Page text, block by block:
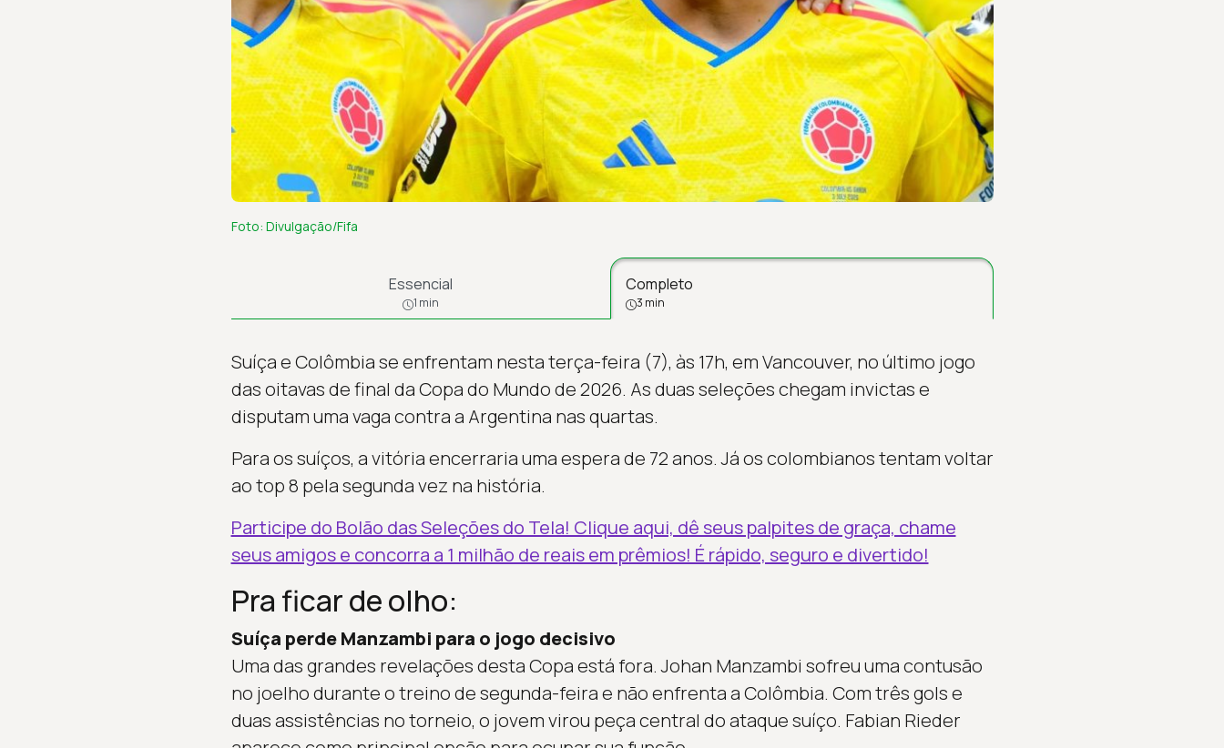
Foto: Divulgação/Fifa
Essencial
1 min
Completo
3 min
Suíça e Colômbia se enfrentam nesta terça-feira (7), às 17h, em Vancouver, no último jogo
das oitavas de final da Copa do Mundo de 2026. As duas seleções chegam invictas e
disputam uma vaga contra a Argentina nas quartas.
Para os suíços, a vitória encerraria uma espera de 72 anos. Já os colombianos tentam voltar
ao top 8 pela segunda vez na história.
Participe do Bolão das Seleções do Tela! Clique aqui, dê seus palpites de graça, chame
seus amigos e concorra a 1 milhão de reais em prêmios! É rápido, seguro e divertido!
Pra ficar de olho:
Suíça perde Manzambi para o jogo decisivo
Uma das grandes revelações desta Copa está fora. Johan Manzambi sofreu uma contusão
no joelho durante o treino de segunda-feira e não enfrenta a Colômbia. Com três gols e
duas assistências no torneio, o jovem virou peça central do ataque suíço. Fabian Rieder